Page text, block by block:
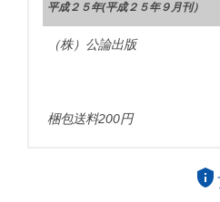
平成２５年(平成２５年９月刊）
（株）公論出版
梱包送料200円
privacy_tip